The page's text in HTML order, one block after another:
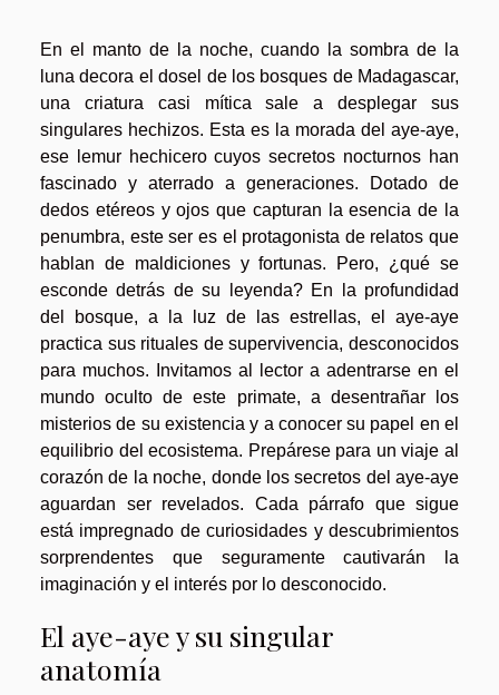
En el manto de la noche, cuando la sombra de la
luna decora el dosel de los bosques de Madagascar,
una criatura casi mítica sale a desplegar sus
singulares hechizos. Esta es la morada del aye-aye,
ese lemur hechicero cuyos secretos nocturnos han
fascinado y aterrado a generaciones. Dotado de
dedos etéreos y ojos que capturan la esencia de la
penumbra, este ser es el protagonista de relatos que
hablan de maldiciones y fortunas. Pero, ¿qué se
esconde detrás de su leyenda? En la profundidad
del bosque, a la luz de las estrellas, el aye-aye
practica sus rituales de supervivencia, desconocidos
para muchos. Invitamos al lector a adentrarse en el
mundo oculto de este primate, a desentrañar los
misterios de su existencia y a conocer su papel en el
equilibrio del ecosistema. Prepárese para un viaje al
corazón de la noche, donde los secretos del aye-aye
aguardan ser revelados. Cada párrafo que sigue
está impregnado de curiosidades y descubrimientos
sorprendentes que seguramente cautivarán la
imaginación y el interés por lo desconocido.
El aye-aye y su singular
anatomía